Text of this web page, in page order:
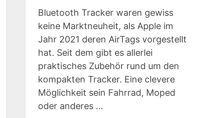
Bluetooth Tracker waren gewiss
keine Marktneuheit, als Apple im
Jahr 2021 deren AirTags vorgestellt
hat. Seit dem gibt es allerlei
praktisches Zubehör rund um den
kompakten Tracker. Eine clevere
Möglichkeit sein Fahrrad, Moped
oder anderes …